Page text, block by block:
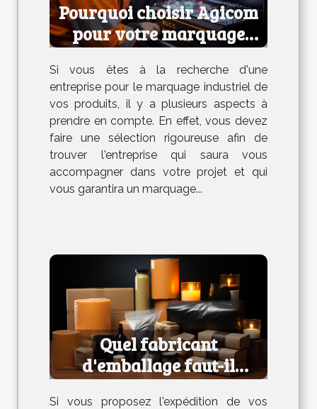
Pourquoi choisir Agicom
pour votre marquage
industriel ?
Si vous êtes à la recherche d'une
entreprise pour le marquage industriel de
vos produits, il y a plusieurs aspects à
prendre en compte. En effet, vous devez
faire une sélection rigoureuse afin de
trouver l'entreprise qui saura vous
accompagner dans votre projet et qui
vous garantira un marquage...
Quel fabricant
d'emballage faut-il
choisir ?
Si vous proposez l'expédition de vos